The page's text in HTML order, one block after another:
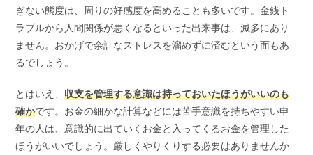
ぎない態度は、周りの好感度を高めることも多いです。金銭ト
ラブルから人間関係が悪くなるといった出来事は、滅多にあり
ません。おかげで余計なストレスを溜めずに済むという面もあ
るでしょう。
とはいえ、収支を管理する意識は持っておいたほうがいいのも
確かです。お金の細かな計算などには苦手意識を持ちやすい申
年の人は、意識的に出ていくお金と入ってくるお金を管理した
ほうがいいでしょう。厳しくやりくりする必要はありませんか